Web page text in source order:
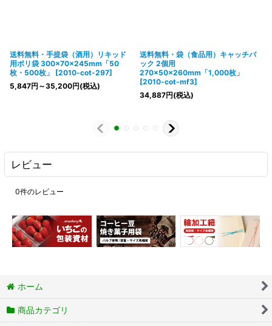
送料無料・手提袋（酒用）リキッド
用ポリ袋 300×70×245mm「50
枚・500枚」
[2010-cot-297]
5,847円 ～35,200円(税込)
送料無料・袋（食品用）キャッチバ
ック 2個用
270×50×260mm「1,000枚」
[2010-cot-mf3]
34,887円(税込)
レビュー
0件のレビュー
ホーム
商品カテゴリ